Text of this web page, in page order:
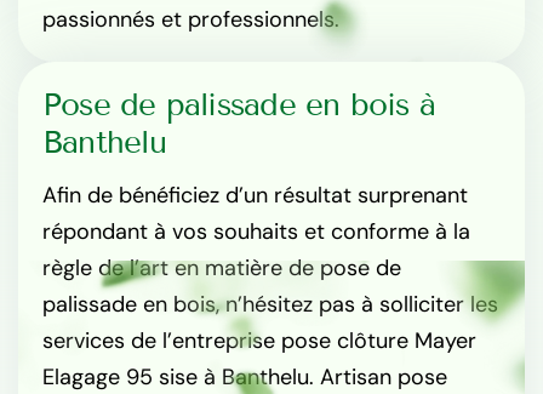
passionnés et professionnels.
Pose de palissade en bois à
Banthelu
Afin de bénéficiez d’un résultat surprenant
répondant à vos souhaits et conforme à la
règle de l’art en matière de pose de
palissade en bois, n’hésitez pas à solliciter les
services de l’entreprise pose clôture Mayer
Elagage 95 sise à Banthelu. Artisan pose